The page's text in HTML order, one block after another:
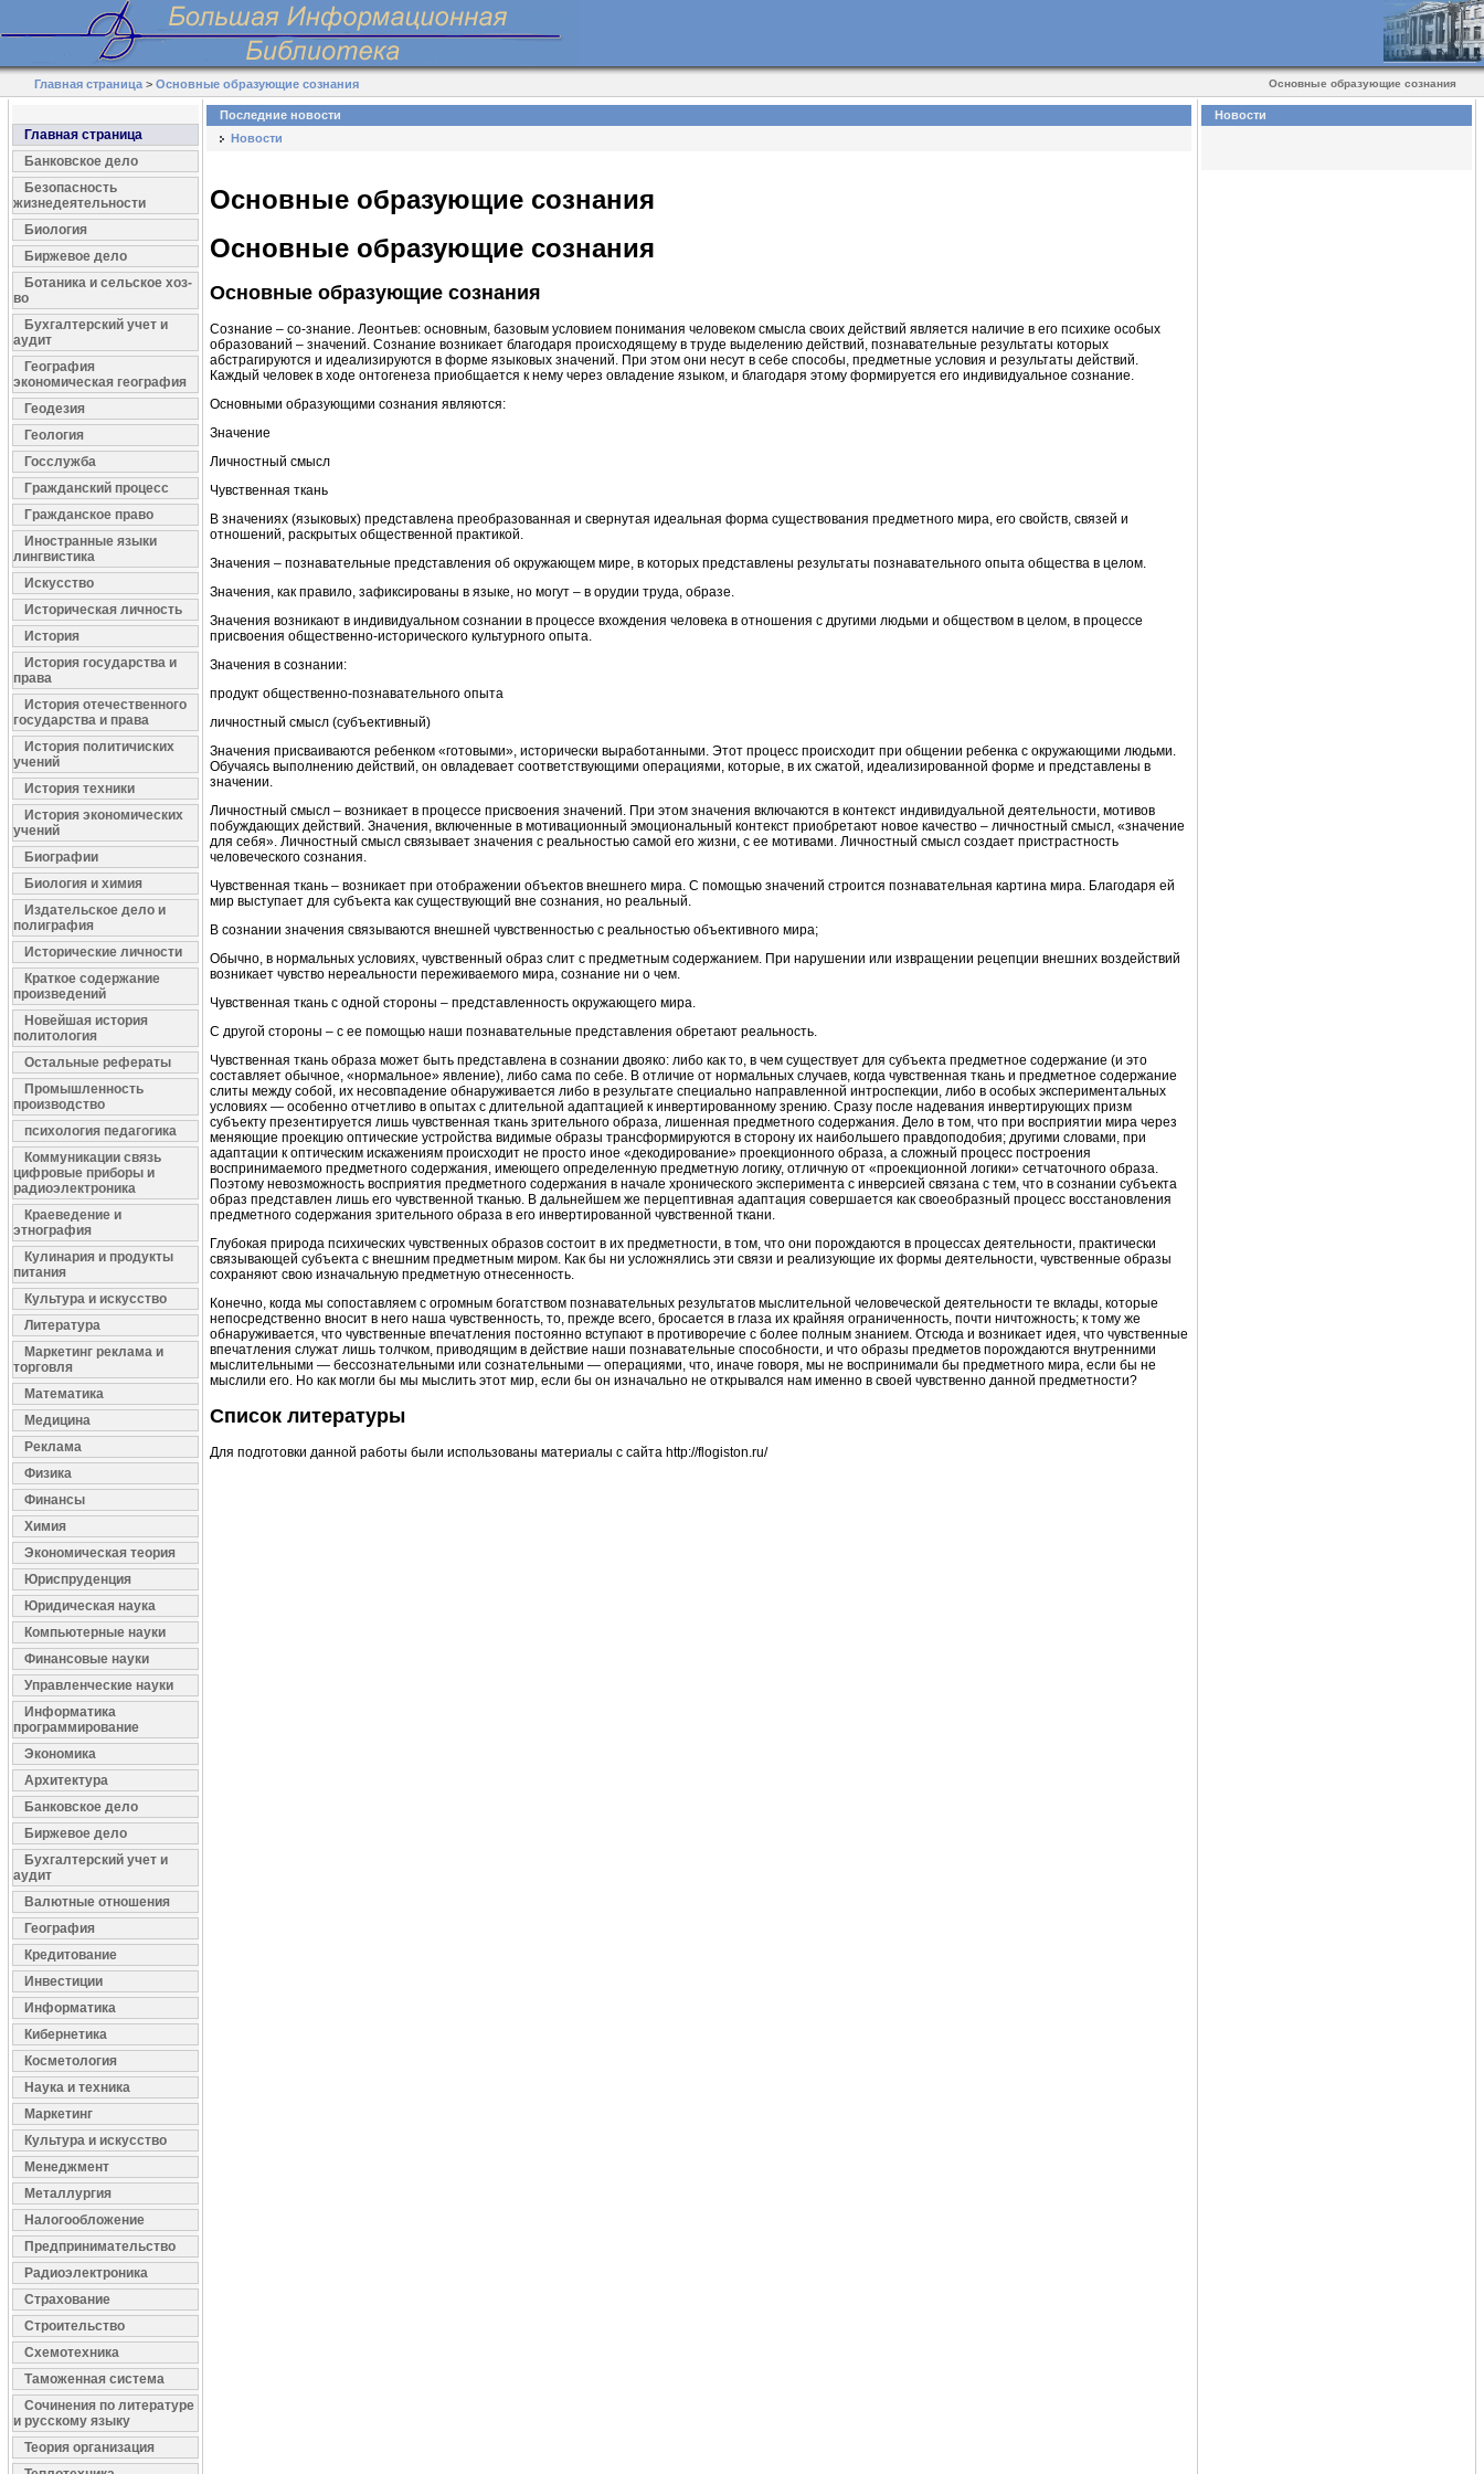
Главная страница >Основные образующие сознания Основные образующие сознания
Главная страница
Банковское дело
Безопасность
жизнедеятельности
Биология
Биржевое дело
Ботаника и сельское хоз-
во
Бухгалтерский учет и
аудит
География
экономическая география
Геодезия
Геология
Госслужба
Гражданский процесс
Гражданское право
Иностранные языки
лингвистика
Искусство
Историческая личность
История
История государства и
права
История отечественного
государства и права
История политичиских
учений
История техники
История экономических
учений
Биографии
Биология и химия
Издательское дело и
полиграфия
Исторические личности
Краткое содержание
произведений
Новейшая история
политология
Остальные рефераты
Промышленность
производство
психология педагогика
Коммуникации связь
цифровые приборы и
радиоэлектроника
Краеведение и
этнография
Кулинария и продукты
питания
Культура и искусство
Литература
Маркетинг реклама и
торговля
Математика
Медицина
Реклама
Физика
Финансы
Химия
Экономическая теория
Юриспруденция
Юридическая наука
Компьютерные науки
Финансовые науки
Управленческие науки
Информатика
программирование
Экономика
Архитектура
Банковское дело
Биржевое дело
Бухгалтерский учет и
аудит
Валютные отношения
География
Кредитование
Инвестиции
Информатика
Кибернетика
Косметология
Наука и техника
Маркетинг
Культура и искусство
Менеджмент
Металлургия
Налогообложение
Предпринимательство
Радиоэлектроника
Страхование
Строительство
Схемотехника
Таможенная система
Сочинения по литературе
и русскому языку
Теория организация
Последние новости
Новости
Основные образующие сознания
Основные образующие сознания
Основные образующие сознания
Сознание – со-знание. Леонтьев: основным, базовым условием понимания человеком смысла своих действий является наличие в его психике особых
образований – значений. Сознание возникает благодаря происходящему в труде выделению действий, познавательные результаты которых
абстрагируются и идеализируются в форме языковых значений. При этом они несут в себе способы, предметные условия и результаты действий.
Каждый человек в ходе онтогенеза приобщается к нему через овладение языком, и благодаря этому формируется его индивидуальное сознание.
Основными образующими сознания являются:
Значение
Личностный смысл
Чувственная ткань
В значениях (языковых) представлена преобразованная и свернутая идеальная форма существования предметного мира, его свойств, связей и
отношений, раскрытых общественной практикой.
Значения – познавательные представления об окружающем мире, в которых представлены результаты познавательного опыта общества в целом.
Значения, как правило, зафиксированы в языке, но могут – в орудии труда, образе.
Значения возникают в индивидуальном сознании в процессе вхождения человека в отношения с другими людьми и обществом в целом, в процессе
присвоения общественно-исторического культурного опыта.
Значения в сознании:
продукт общественно-познавательного опыта
личностный смысл (субъективный)
Значения присваиваются ребенком «готовыми», исторически выработанными. Этот процесс происходит при общении ребенка с окружающими людьми.
Обучаясь выполнению действий, он овладевает соответствующими операциями, которые, в их сжатой, идеализированной форме и представлены в
значении.
Личностный смысл – возникает в процессе присвоения значений. При этом значения включаются в контекст индивидуальной деятельности, мотивов
побуждающих действий. Значения, включенные в мотивационный эмоциональный контекст приобретают новое качество – личностный смысл, «значение
для себя». Личностный смысл связывает значения с реальностью самой его жизни, с ее мотивами. Личностный смысл создает пристрастность
человеческого сознания.
Чувственная ткань – возникает при отображении объектов внешнего мира. С помощью значений строится познавательная картина мира. Благодаря ей
мир выступает для субъекта как существующий вне сознания, но реальный.
В сознании значения связываются внешней чувственностью с реальностью объективного мира;
Обычно, в нормальных условиях, чувственный образ слит с предметным содержанием. При нарушении или извращении рецепции внешних воздействий
возникает чувство нереальности переживаемого мира, сознание ни о чем.
Чувственная ткань с одной стороны – представленность окружающего мира.
С другой стороны – с ее помощью наши познавательные представления обретают реальность.
Чувственная ткань образа может быть представлена в сознании двояко: либо как то, в чем существует для субъекта предметное содержание (и это
составляет обычное, «нормальное» явление), либо сама по себе. В отличие от нормальных случаев, когда чувственная ткань и предметное содержание
слиты между собой, их несовпадение обнаруживается либо в результате специально направленной интроспекции, либо в особых экспериментальных
условиях — особенно отчетливо в опытах с длительной адаптацией к инвертированному зрению. Сразу после надевания инвертирующих призм
субъекту презентируется лишь чувственная ткань зрительного образа, лишенная предметного содержания. Дело в том, что при восприятии мира через
меняющие проекцию оптические устройства видимые образы трансформируются в сторону их наибольшего правдоподобия; другими словами, при
адаптации к оптическим искажениям происходит не просто иное «декодирование» проекционного образа, а сложный процесс построения
воспринимаемого предметного содержания, имеющего определенную предметную логику, отличную от «проекционной логики» сетчаточного образа.
Поэтому невозможность восприятия предметного содержания в начале хронического эксперимента с инверсией связана с тем, что в сознании субъекта
образ представлен лишь его чувственной тканью. В дальнейшем же перцептивная адаптация совершается как своеобразный процесс восстановления
предметного содержания зрительного образа в его инвертированной чувственной ткани.
Глубокая природа психических чувственных образов состоит в их предметности, в том, что они порождаются в процессах деятельности, практически
связывающей субъекта с внешним предметным миром. Как бы ни усложнялись эти связи и реализующие их формы деятельности, чувственные образы
сохраняют свою изначальную предметную отнесенность.
Конечно, когда мы сопоставляем с огромным богатством познавательных результатов мыслительной человеческой деятельности те вклады, которые
непосредственно вносит в него наша чувственность, то, прежде всего, бросается в глаза их крайняя ограниченность, почти ничтожность; к тому же
обнаруживается, что чувственные впечатления постоянно вступают в противоречие с более полным знанием. Отсюда и возникает идея, что чувственные
впечатления служат лишь толчком, приводящим в действие наши познавательные способности, и что образы предметов порождаются внутренними
мыслительными — бессознательными или сознательными — операциями, что, иначе говоря, мы не воспринимали бы предметного мира, если бы не
мыслили его. Но как могли бы мы мыслить этот мир, если бы он изначально не открывался нам именно в своей чувственно данной предметности?
Список литературы
Для подготовки данной работы были использованы материалы с сайта http://flogiston.ru/
Новости